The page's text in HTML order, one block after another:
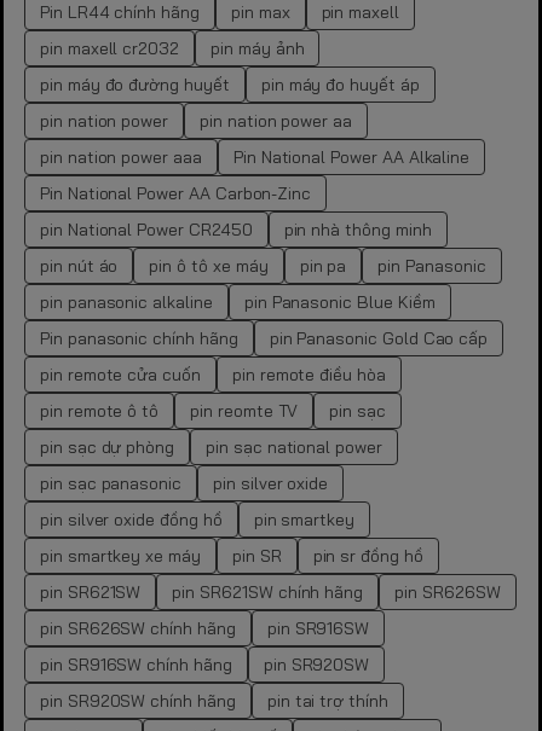
Pin LR44 chính hãng
pin max
pin maxell
pin maxell cr2032
pin máy ảnh
pin máy đo đường huyết
pin máy đo huyết áp
pin nation power
pin nation power aa
pin nation power aaa
Pin National Power AA Alkaline
Pin National Power AA Carbon-Zinc
pin National Power CR2450
pin nhà thông minh
pin nút áo
pin ô tô xe máy pin pa
pin Panasonic
pin panasonic alkaline
pin Panasonic Blue Kiềm
Pin panasonic chính hãng
pin Panasonic Gold Cao cấp
pin remote cửa cuốn
pin remote điều hòa
pin remote ô tô
pin reomte TV
pin sạc
pin sạc dự phòng
pin sạc national power
pin sạc panasonic
pin silver oxide
pin silver oxide đồng hồ
pin smartkey
pin smartkey xe máy
pin SR
pin sr đồng hồ
pin SR621SW
pin SR621SW chính hãng
pin SR626SW
pin SR626SW chính hãng
pin SR916SW
pin SR916SW chính hãng
pin SR920SW
pin SR920SW chính hãng
pin tai trợ thính